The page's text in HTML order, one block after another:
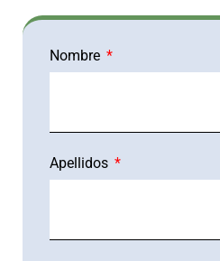
Nombre
Apellidos